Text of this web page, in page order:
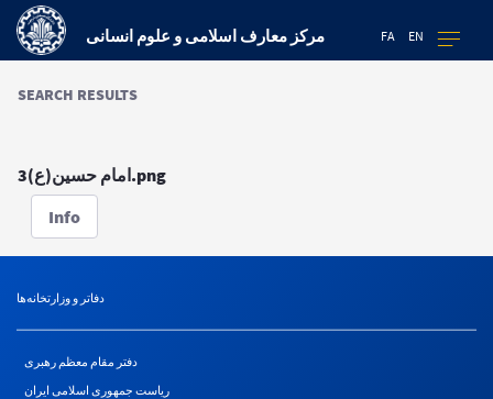
FA EN مرکز معارف اسلامی و علوم انسانی
SEARCH RESULTS
امام حسین(ع)3.png
Info
دفاتر و وزارتخانه‌ها
دفتر مقام معظم رهبری
ریاست جمهوری اسلامی ایران